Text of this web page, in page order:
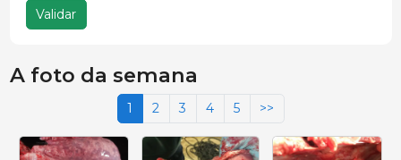
Validar
A foto da semana
1 2 3 4 5 >>